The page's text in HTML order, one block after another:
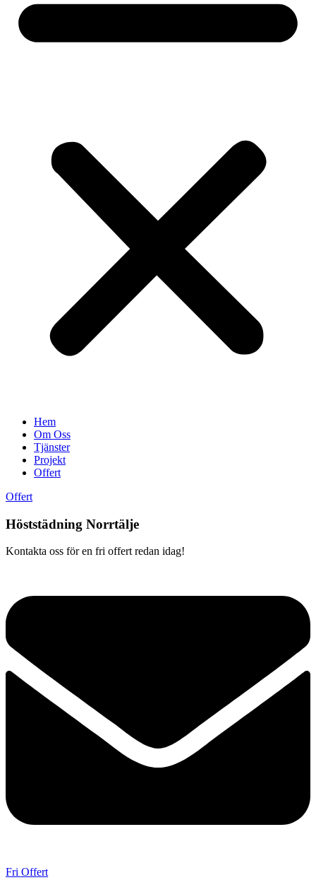
Hem
Om Oss
Tjänster
Projekt
Offert
Offert
Höststädning Norrtälje
Kontakta oss för en fri offert redan idag!
Fri Offert